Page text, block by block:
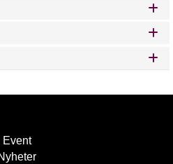
Event